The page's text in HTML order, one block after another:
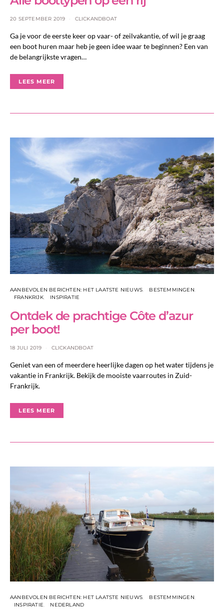
20 SEPTEMBER 2019 CLICKANDBOAT
Ga je voor de eerste keer op vaar- of zeilvakantie, of wil je graag
een boot huren maar heb je geen idee waar te beginnen? Een van
de belangrijkste vragen…
LEES MEER
AANBEVOLEN BERICHTEN: HET LAATSTE NIEUWS
BESTEMMINGEN
FRANKRIJK
INSPIRATIE
Ontdek de prachtige Côte d’azur
per boot!
18 JULI 2019 CLICKANDBOAT
Geniet van een of meerdere heerlijke dagen op het water tijdens je
vakantie in Frankrijk. Bekijk de mooiste vaarroutes in Zuid-
Frankrijk.
LEES MEER
AANBEVOLEN BERICHTEN: HET LAATSTE NIEUWS
BESTEMMINGEN
INSPIRATIE
NEDERLAND